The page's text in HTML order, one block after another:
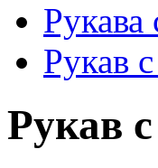
Рукав
Рукав